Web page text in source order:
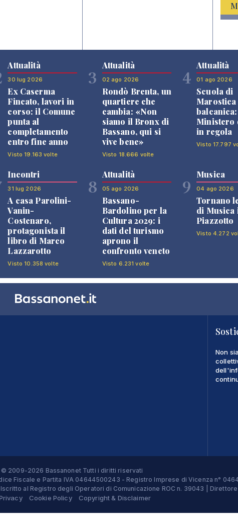
Attualità
30 lug 2026
Ex Caserma
Fincato, lavori in
corso: il Comune
punta al
completamento
entro fine anno
Visto 19.163 volte
3
Attualità
02 ago 2026
Rondò Brenta, un
quartiere che
cambia: «Non
siamo il Bronx di
Bassano, qui si
vive bene»
Visto 18.666 volte
4
Attualità
01 ago 2026
Scuola di
Marostica
Ministero
in regola
Visto 17.797
Incontri
31 lug 2026
A casa Parolini-
Vanin-
Costenaro,
protagonista il
libro di Marco
Lazzarotto
Visto 10.358 volte
8
Attualità
05 ago 2026
Bassano-
Bardolino per la
Cultura 2029: i
dati del turismo
aprono il
confronto veneto
Visto 6.231 volte
9
Musica
04 ago 2026
Tornano
di Musica
Piazzotto
Visto 4.272
Non
2009-2026 Bassanonet Tutti i diritti riservati
Fiscale e Partita IVA 04644500243 - Registro Imprese di Vicenza n°
al Registro degli Operatori di Comunicazione ROC n. 39043 |
Cookie Policy Copyright & Disclaimer